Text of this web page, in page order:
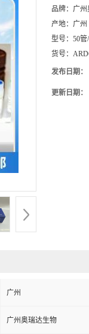
品牌： 广州
产地： 广州
型号： 50管
货号：
发布日期：
更新日期：
广州
广州奥瑞达生物